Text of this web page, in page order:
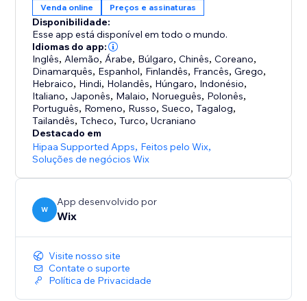
Venda online Preços e assinaturas
Disponibilidade:
Esse app está disponível em todo o mundo.
Idiomas do app:
Inglês, Alemão, Árabe, Búlgaro,Chinês,Coreano,
Dinamarquês, Espanhol, Finlandês, Francês,Grego,
Hebraico, Hindi, Holandês, Húngaro, Indonésio,
Italiano, Japonês, Malaio, Norueguês, Polonês,
Português, Romeno, Russo,Sueco,Tagalog,
Tailandês,Tcheco,Turco,Ucraniano
Destacado em
Hipaa Supported Apps, Feitos pelo Wix,
Soluções de negócios Wix
W
App desenvolvido por
Wix
Visite nosso site
Contate o suporte
Política de Privacidade